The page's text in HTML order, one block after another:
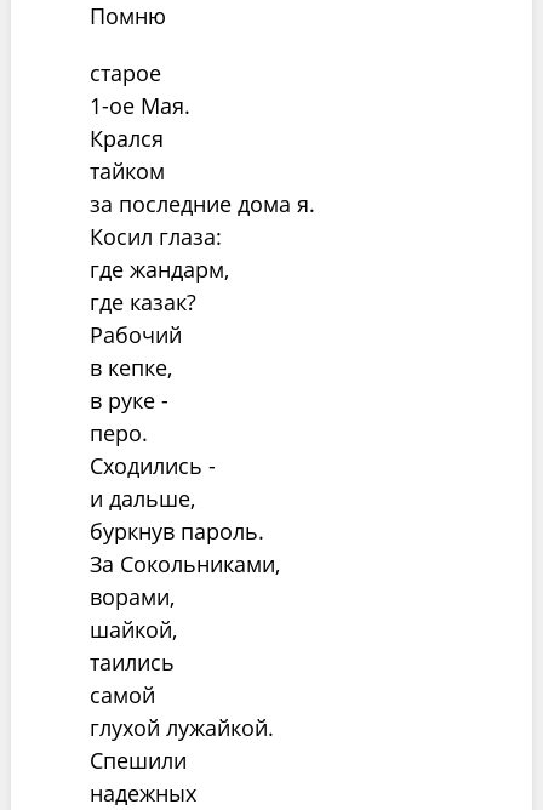
Помню
старое
1-ое Мая.
Крался
тайком
за последние дома я.
Косил глаза:
где жандарм,
где казак?
Рабочий
в кепке,
в руке -
перо.
Сходились -
и дальше,
буркнув пароль.
За Сокольниками,
ворами,
шайкой,
таились
самой
глухой лужайкой.
Спешили
надежных